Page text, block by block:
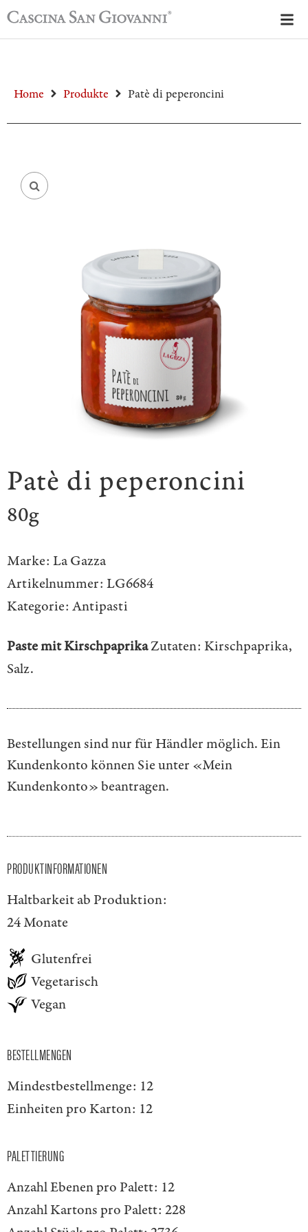
Home Produkte Patè di peperoncini
Patè di peperoncini
80g
Marke: La Gazza
Artikelnummer: LG6684
Kategorie: Antipasti
Paste mit KirschpaprikaZutaten: Kirschpaprika,
Salz.
Bestellungen sind nur für Händler möglich. Ein
Kundenkonto können Sie unter «Mein
Kundenkonto»beantragen.
PRODUKTINFORMATIONEN
Haltbarkeit ab Produktion:
24 Monate
Glutenfrei
Vegetarisch
Vegan
BESTELLMENGEN
Mindestbestellmenge: 12
Einheiten pro Karton: 12
PALETTIERUNG
Anzahl Ebenen pro Palett: 12
Anzahl Kartons pro Palett: 228